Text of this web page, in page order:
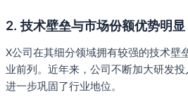
2. 技术壁垒与市场份额优势明显
X公司在其细分领域拥有较强的技术壁
业前列。近年来，公司不断加大研发投
进一步巩固了行业地位。